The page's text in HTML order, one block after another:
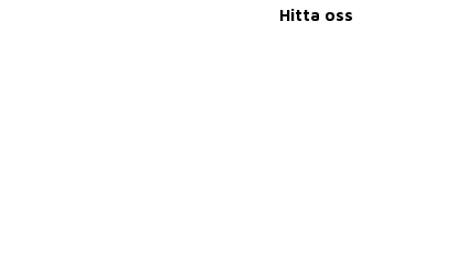
Hitta oss